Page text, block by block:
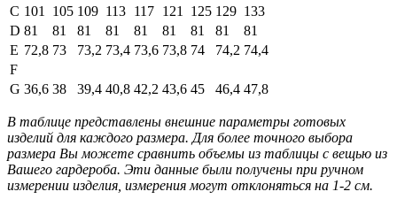
C 101 105 109 113 117 121 125 129 133
D 81 81 81 81 81 81 81 81
81
E 72,8 73 73,2 73,4 73,6 73,8 74 74,2 74,4
F
G 36,6 38 39,4 40,8 42,2 43,6 45 46,4 47,8
В таблице представлены внешние параметры готовых
изделий для каждого размера. Для более точного выбора
размера Вы можете сравнить объемы из таблицы с вещью из
Вашего гардероба. Эти данные были получены при ручном
измерении изделия, измерения могут отклоняться на 1-2 см.